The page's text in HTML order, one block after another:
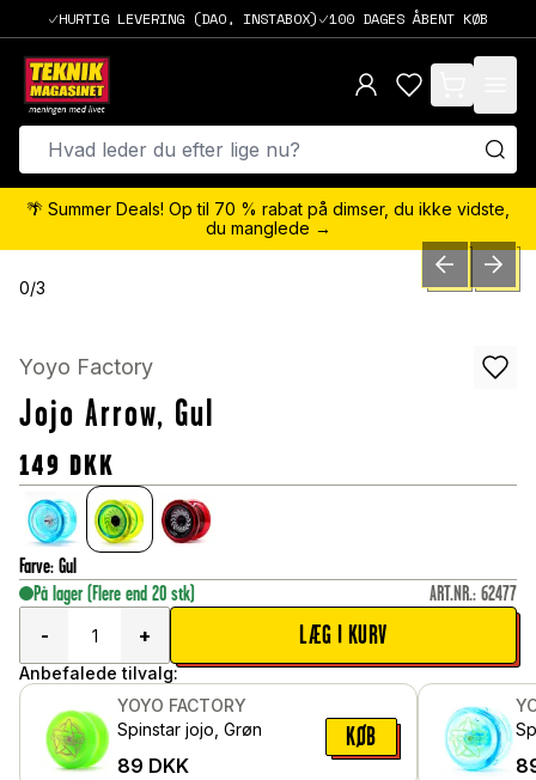
HURTIG LEVERING (DAO, INSTABOX) 100 DAGES ÅBENT KØB
items in cart,
🌴 Summer Deals! Op til 70 % rabat på dimser, du ikke vidste,
du manglede →
0/3 PREVIOUSNEXT
Yoyo Factory
Jojo Arrow, Gul
149 DKK
Farve: Gul
På lager (Flere end 20 stk) ART.NR.: 62477
-
+ LÆG I KURV
Anbefalede tilvalg:
YOYO FACTORY
Spinstar jojo, Grøn
89 DKK
KØB